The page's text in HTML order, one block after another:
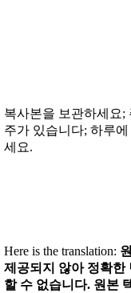
복사본을 보관하세요;
주가 있습니다; 하루
세요.
Here is the translation:
제공되지 않아 정확한
할 수 없습니다. 원본